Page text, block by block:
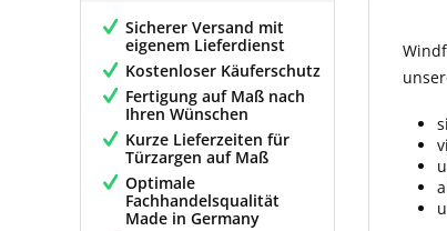
Sicherer Versand mit
eigenem Lieferdienst
Kostenloser Käuferschutz
Fertigung auf Maß nach
Ihren Wünschen
Kurze Lieferzeiten für
Türzargen auf Maß
Optimale
Fachhandelsqualität
Made in Germany